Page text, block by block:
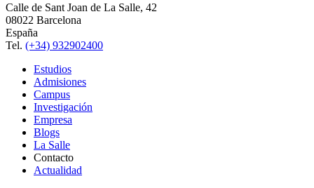
Calle de Sant Joan de La Salle, 42
08022 Barcelona
España
Tel. (+34) 932902400
Estudios
Admisiones
Campus
Investigación
Empresa
Blogs
La Salle
Contacto
Actualidad